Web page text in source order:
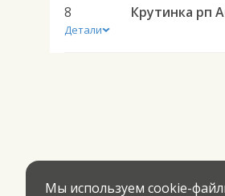
8
Детали
Крутинка рп
Мы используем cookie-